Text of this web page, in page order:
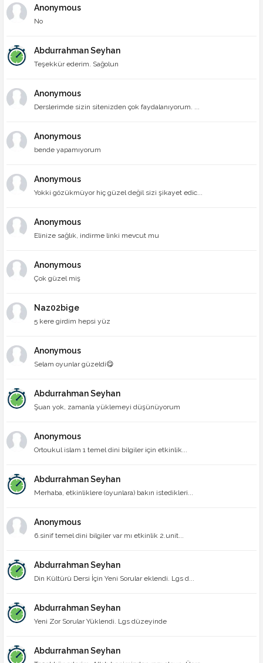
Anonymous
No
Abdurrahman Seyhan
Teşekkür ederim. Sağolun
Anonymous
Derslerimde sizin sitenizden çok faydalanıyorum. ...
Anonymous
bende yapamıyorum
Anonymous
Yokki gözükmüyor hiç güzel değil sizi şikayet edic...
Anonymous
Elinize sağlık, indirme linki mevcut mu
Anonymous
Çok güzel miş
Naz02bige
5 kere girdim hepsi yüz
Anonymous
Selam oyunlar güzeldi😋
Abdurrahman Seyhan
Şuan yok, zamanla yüklemeyi düşünüyorum
Anonymous
Ortoukul islam 1 temel dini bilgiler için etkinlik...
Abdurrahman Seyhan
Merhaba, etkinliklere (oyunlara) bakın istedikleri...
Anonymous
6.sinif temel dini bilgiler var mı etkinlik 2.unit...
Abdurrahman Seyhan
Din Kültürü Dersi İçin Yeni Sorular eklendi. Lgs d...
Abdurrahman Seyhan
Yeni Zor Sorular Yüklendi. Lgs düzeyinde
Abdurrahman Seyhan